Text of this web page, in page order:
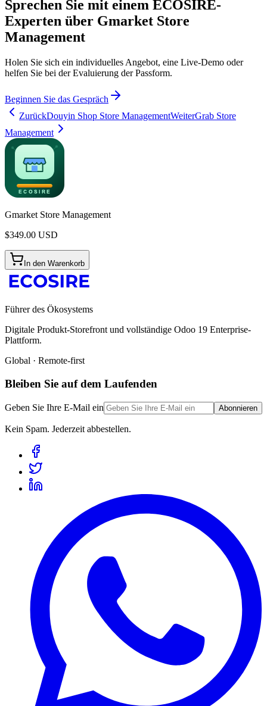
Sprechen Sie mit einem ECOSIRE-
Experten über Gmarket Store
Management
Holen Sie sich ein individuelles Angebot, eine Live-Demo oder
helfen Sie bei der Evaluierung der Passform.
Beginnen Sie das Gespräch
ZurückDouyin Shop Store ManagementWeiterGrab Store
Management
Gmarket Store Management
$349.00 USD
In den Warenkorb
Führer des Ökosystems
Digitale Produkt-Storefront und vollständige Odoo 19 Enterprise-
Plattform.
Global · Remote-first
Bleiben Sie auf dem Laufenden
Geben Sie Ihre E-Mail ein Abonnieren
Kein Spam. Jederzeit abbestellen.